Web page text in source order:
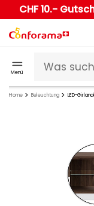
CHF 10.-
Menü
Home Beleuchtung LED-